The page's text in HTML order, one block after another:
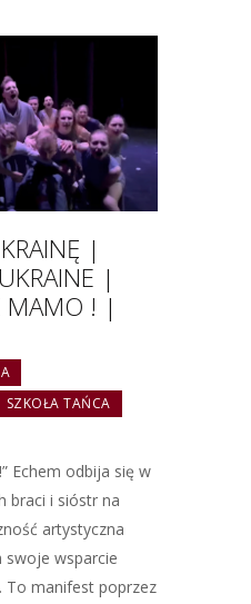
|
|
MAMO ! |
SZKOŁA TAŃCA
Echem odbija się w
braci i sióstr na
artystyczna
swoje wsparcie
To manifest poprzez